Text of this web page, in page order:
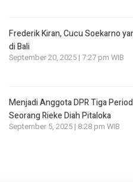
Frederik Kiran, Cucu Soekarno
di Bali
September 20, 2025 | 7:27 pm WIB
Menjadi Anggota DPR Tiga
Seorang Rieke Diah Pitaloka
September 5, 2025 | 8:28 pm WIB